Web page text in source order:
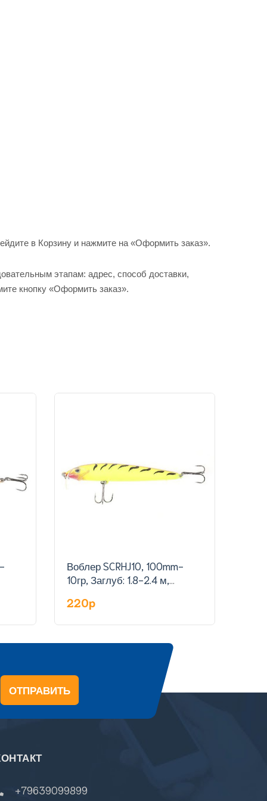
в Корзину и нажмите на «Оформить заказ».
этапам: адрес, способ доставки,
кнопку «Оформить заказ».
Воблер SCRHJ10, 100mm-
10гр, Заглуб: 1.8-2.4 м,
220p
ОТПРАВИТЬ
+79639099899